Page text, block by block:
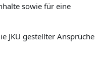
sowie für eine
JKU gestellter Ansprüche